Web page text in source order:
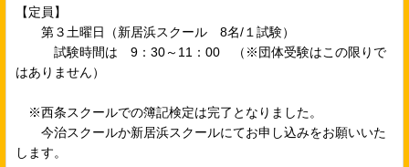
【定員】
第３土曜日（新居浜スクール 8名/１試験）
試験時間は 9：30～11：00 （※団体受験はこの限りで
はありません）
※西条スクールでの簿記検定は完了となりました。
今治スクールか新居浜スクールにてお申し込みをお願いいた
します。